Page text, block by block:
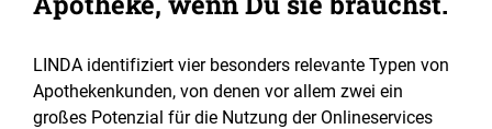
LINDA identifiziert vier besonders relevante Typen von
Apothekenkunden, von denen vor allem zwei ein
großes Potenzial für die Nutzung der Onlineservices